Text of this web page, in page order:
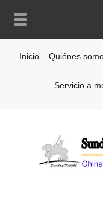
Inicio Quiénes
Servicio a